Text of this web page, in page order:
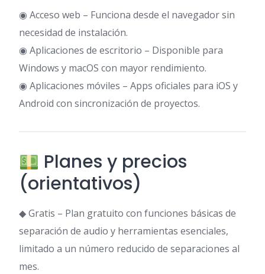
◉ Acceso web – Funciona desde el navegador sin
necesidad de instalación.
◉ Aplicaciones de escritorio – Disponible para
Windows y macOS con mayor rendimiento.
◉ Aplicaciones móviles – Apps oficiales para iOS y
Android con sincronización de proyectos.
Planes y precios
(orientativos)
◆ Gratis – Plan gratuito con funciones básicas de
separación de audio y herramientas esenciales,
limitado a un número reducido de separaciones al
mes.